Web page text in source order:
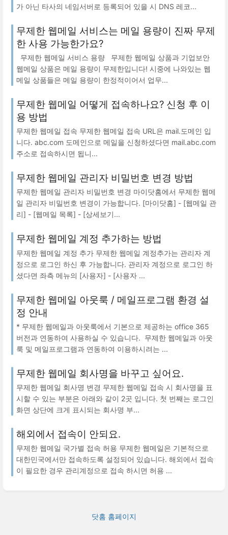
가 아닌 타사의 네임서버로 등록되어 있을 시 DNS 레코...
무제한 웹메일 서비스는 메일 용량이 진짜 무제
한 사용 가능한가요?
무제한 웹메일 서비스 용량 무제한 웹메일 상품과 기업보안
웹메일 상품은 메일 용량이 무제한입니다! 시중에 나와있는 웹
메일 상품들은 메일 용량이 한정적이어서 업무...
무제한 웹메일 어떻게 접속하나요? 신청 후 이
용 방법
무제한 웹메일 접속 무제한 웹메일 접속 URL은 mail.도메인 입
니다. abc.com 도메인으로 메일을 신청하셨다면 mail.abc.com
주소로 접속하시면 됩니...
무제한 웹메일 관리자 비밀번호 변경 방법
무제한 웹메일 관리자 비밀번호 변경 마이닷홈에서 무제한 웹메
일 관리자 비밀번호 변경이 가능합니다. [마이닷홈] - [웹메일 관
리] - [웹메일 목록] - [상세보기...
무제한 웹메일 계정 추가하는 방법
무제한 웹메일 계정 추가 무제한 웹메일 계정추가는 관리자 계
정으로 로그인 하신 후 가능합니다. 관리자 계정으로 로그인 하
셨다면 좌측 메뉴의 [사용자] - [사용자 ...
무제한 웹메일 아웃룩 / 메일프로그램 환경 설
정 안내
* 무제한 웹메일과 아웃룩에서 기본으로 제공하는 office 365
버전과 연동하여 사용하실 수 있습니다. 무제한 웹메일과 아웃
룩 및 메일프로그램과 연동하여 이용하시려는 ...
무제한 웹메일 회사명을 바꾸고 싶어요.
무제한 웹메일 회사명 변경 무제한 웹메일 접속 시 회사명을 표
시할 수 있는 부분은 아래와 같이 2곳 입니다. 첫 번째는 로그인
화면 상단에 크게 표시되는 회사명 부...
해외에서 접속이 안되요.
무제한 웹메일 국가별 접속 허용 무제한 웹메일은 기본적으로
대한민국에서만 접속하도록 설정되어 있습니다. 해외에서 접속
이 필요한 경우 관리계정으로 접속 하시면 허용 ...
닷홈 홈페이지